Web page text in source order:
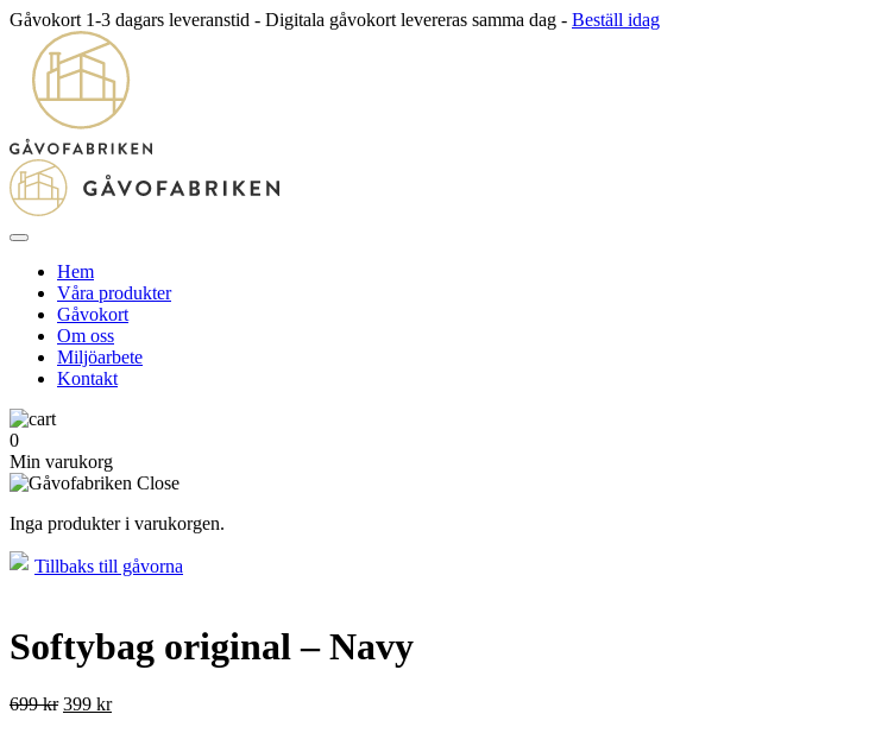
Gåvokort 1-3 dagars leveranstid - Digitala gåvokort levereras samma dag - Beställ idag
Hem
Våra produkter
Gåvokort
Om oss
Miljöarbete
Kontakt
0
Min varukorg
Inga produkter i varukorgen.
Tillbaks till gåvorna
Softybag original – Navy
699kr 399 kr